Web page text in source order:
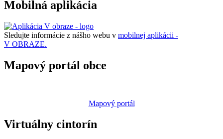
Mobilná aplikácia
Sledujte informácie z nášho webu v mobilnej aplikácii -
V OBRAZE.
Mapový portál obce
Mapový portál
Virtuálny cintorín